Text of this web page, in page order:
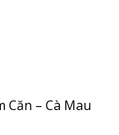
Căn – Cà Mau